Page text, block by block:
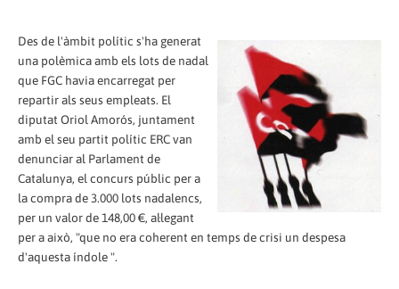
Des de l'àmbit polític s'ha generat
una polèmica amb els lots de nadal
que FGC havia encarregat per
repartir als seus empleats. El
diputat Oriol Amorós, juntament
amb el seu partit polític ERC van
denunciar al Parlament de
Catalunya, el concurs públic per a
la compra de 3.000 lots nadalencs,
per un valor de 148,00 €, al·legant
per a això, "que no era coherent en temps de crisi un despesa
d'aquesta índole ".